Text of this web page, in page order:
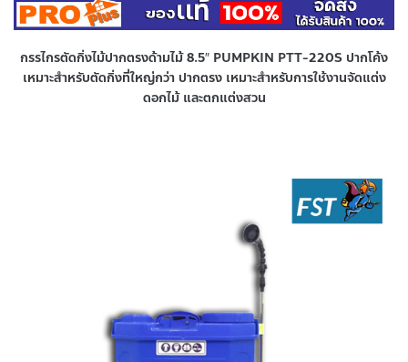
กรรไกรตัดกิ่งไม้ปากตรงด้ามไม้ 8.5″ PUMPKIN PTT-220S ปากโค้ง
เหมาะสำหรับตัดกิ่งที่ใหญ่กว่า ปากตรง เหมาะสำหรับการใช้งานจัดแต่ง
ดอกไม้ และตกแต่งสวน